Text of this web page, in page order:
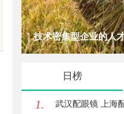
技术密集型企业的人
底线
日榜
1. 武汉配眼镜 上海